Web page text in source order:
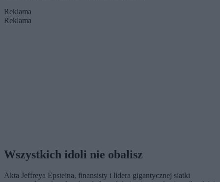
Reklama
Reklama
Wszystkich idoli nie obalisz
Akta Jeffreya Epsteina, finansisty i lidera gigantycznej siatki